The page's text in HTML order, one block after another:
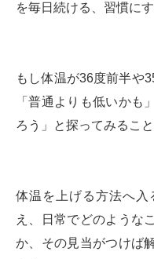
を毎日続ける、習慣に
もし体温が36度前半や
「普通よりも低いかも
ろう」と探ってみるこ
体温を上げる方法へ
え、日常でどのような
か、その見当がつけば